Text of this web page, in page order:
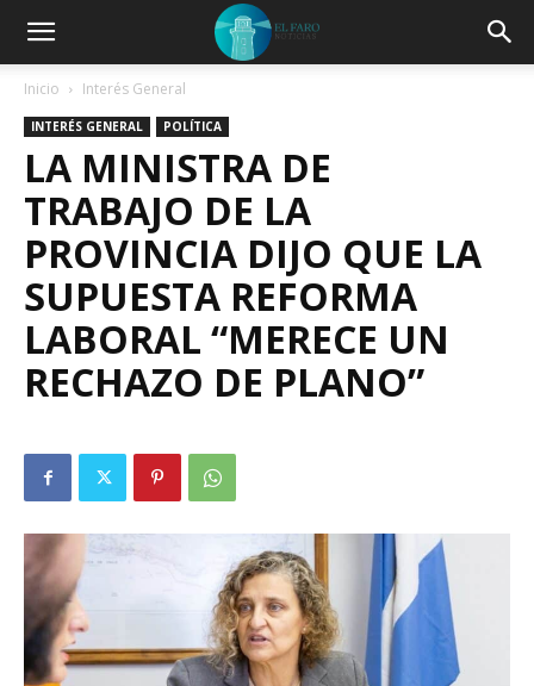
Inicio Interés General
INTERÉS GENERAL POLÍTICA
LA MINISTRA DE
TRABAJO DE LA
PROVINCIA DIJO QUE LA
SUPUESTA REFORMA
LABORAL “MERECE UN
RECHAZO DE PLANO”